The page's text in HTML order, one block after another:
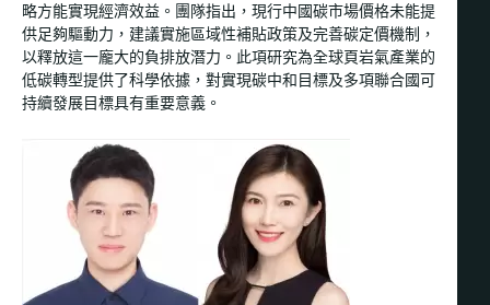
略方能實現經濟效益。團隊指出，現行中國碳市場價格未能提
供足夠驅動力，建議實施區域性補貼政策及完善碳定價機制，
以釋放這一龐大的負排放潛力。此項研究為全球頁岩氣產業的
低碳轉型提供了科學依據，對實現碳中和目標及多項聯合國可
持續發展目標具有重要意義。